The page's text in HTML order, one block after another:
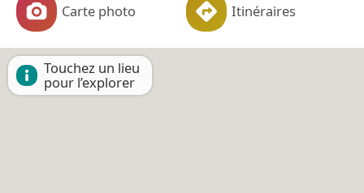
Carte photo Itinéraires
Touchez un lieu
pour l’explorer